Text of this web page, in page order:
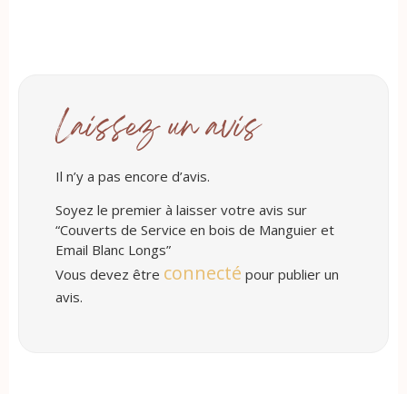
Laissez un avis
Il n’y a pas encore d’avis.
Soyez le premier à laisser votre avis sur
“Couverts de Service en bois de Manguier et
Email Blanc Longs”
Vous devez être connecté pour publier un
avis.